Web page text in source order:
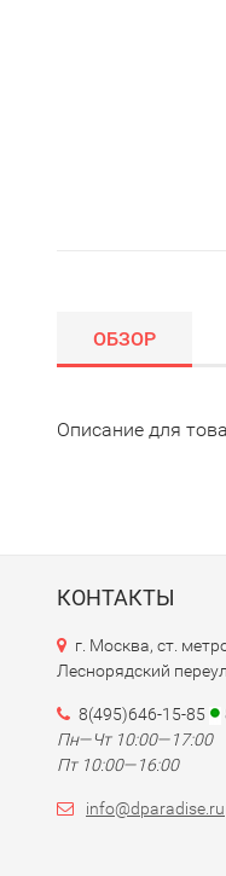
ОБЗОР
Описание для
КОНТАКТЫ
г. Москва, ст.
Леснорядский
8(495)646-15-85
Пн—Чт 10:00—17:00
Пт 10:00—16:00
info@dparadise.ru